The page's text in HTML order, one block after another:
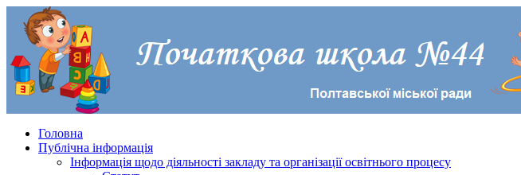
Головна
Публічна інформація
Інформація щодо діяльності закладу та організації освітнього процесу